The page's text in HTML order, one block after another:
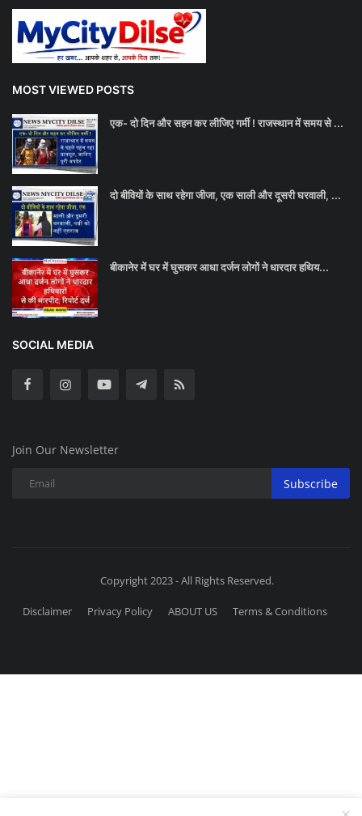
MOST VIEWED POSTS
एक- दो दिन और सहन कर लीजिए गर्मी ! राजस्थान में समय से ...
दो बीवियों के साथ रहेगा जीजा, एक साली और दूसरी घरवाली, ...
बीकानेर में घर में घुसकर आधा दर्जन लोगों ने धारदार हथिय...
SOCIAL MEDIA
Join Our Newsletter
Subscribe
Copyright 2023 - All Rights Reserved.
Disclaimer Privacy Policy ABOUT US Terms & Conditions